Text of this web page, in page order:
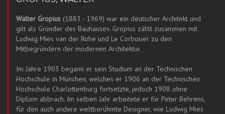
Walter Gropius (1883 - 1969) war ein deutscher Architekt und
gilt als Gründer des Bauhauses. Gropius zählt zusammen mit
Ludwig Mies van der Rohe und Le Corbusier zu den
Mitbegründern der modernen Architektur.
Im Jahre 1903 begann er sein Studium an der Technischen
Hochschule in München, welches er 1906 an der Technischen
Hochschule Charlottenburg fortsetzte, jedoch 1908 ohne
Diplom abbrach. Im selben Jahr arbeitete er für Peter Behrens,
für den auch andere weltberühmte Designer, wie Ludwig Mies